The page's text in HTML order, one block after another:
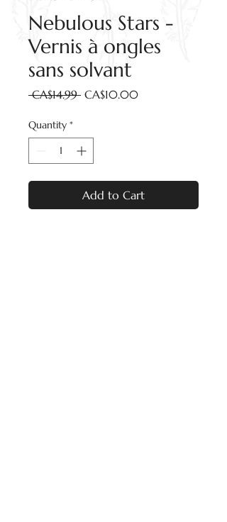
Nebulous Stars -
Vernis à ongles
sans solvant
CA$14.99 Regular
CA$10.00Sale
Quantity *
Add to Cart